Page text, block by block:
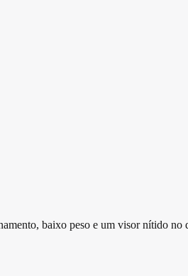
baixo peso e um visor nítido no